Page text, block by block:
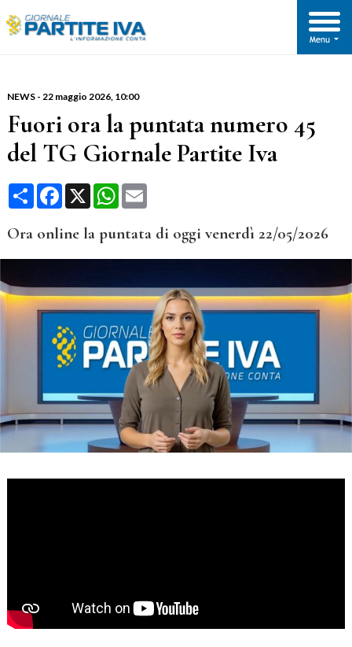
NEWS- 22 maggio 2026, 10:00
Fuori ora la puntata numero 45
del TG Giornale Partite Iva
CondividiFacebook
X WhatsApp
Email
Ora online la puntata di oggi venerdì 22/05/2026